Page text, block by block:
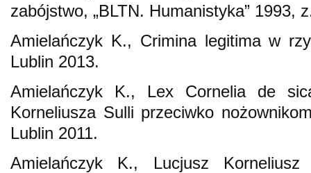
zabójstwo, „BLTN. Humanistyka” 1993,
Amielańczyk K., Crimina legitima w
Lublin 2013.
Amielańczyk K., Lex Cornelia de
Korneliusza Sulli przeciwko
Lublin 2011.
Amielańczyk K., Lucjusz